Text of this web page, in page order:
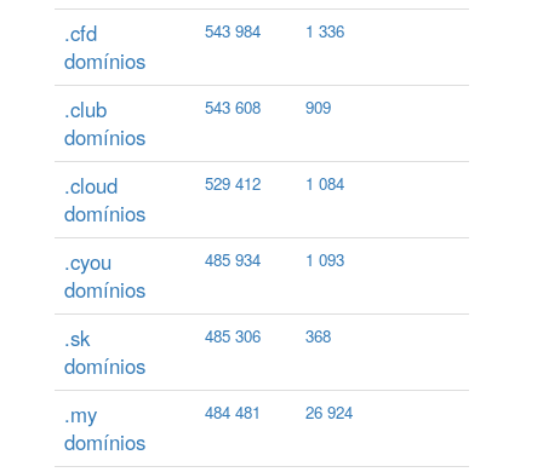
.cfd
domínios
543 984 1 336
.club
domínios
543 608 909
.cloud
domínios
529 412 1 084
.cyou
domínios
485 934 1 093
.sk
domínios
485 306 368
.my
domínios
484 481 26 924